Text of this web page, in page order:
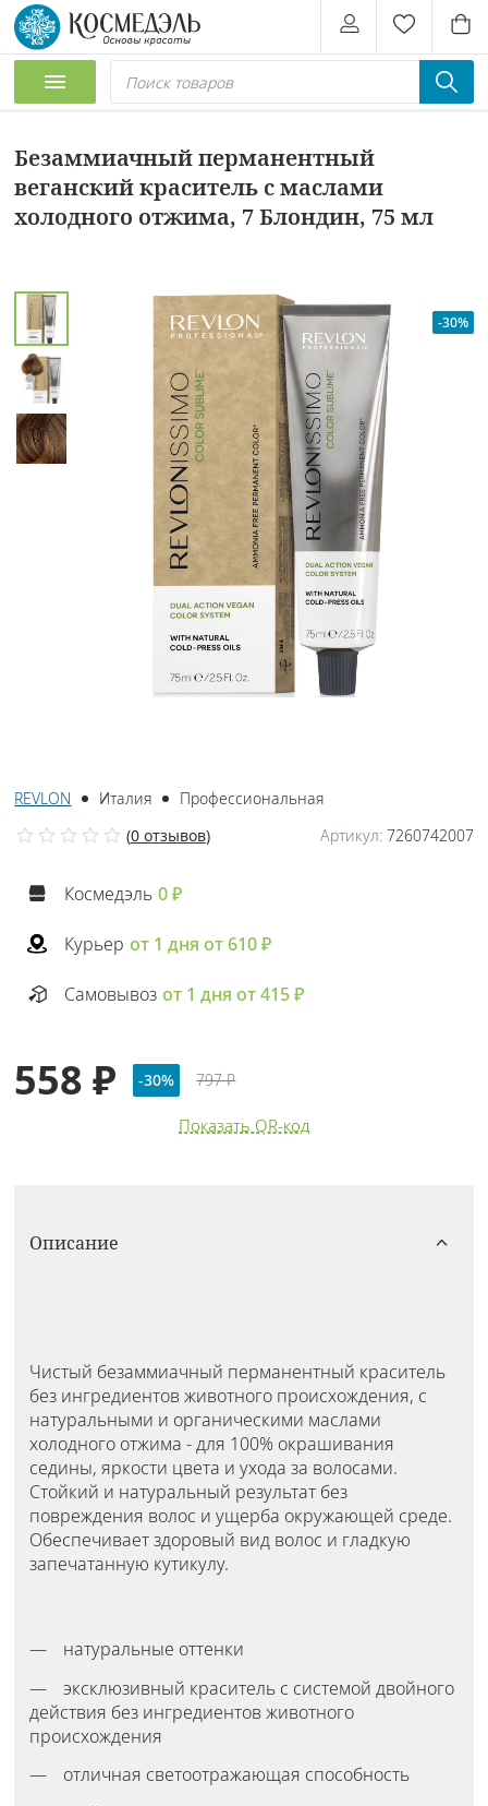
Безаммиачный перманентный
веганский краситель с маслами
холодного отжима, 7 Блондин, 75 мл
-30%
REVLON Италия
Профессиональная
Артикул:7260742007
(0 отзывов)
Космедэль 0 ₽
Курьер от 1 дня от 610 ₽
Самовывоз от 1 дня от 415 ₽
558 ₽ -30% 797 ₽
Показать QR-код
Описание
Чистый безаммиачный перманентный краситель
без ингредиентов животного происхождения, с
натуральными и органическими маслами
холодного отжима - для 100% окрашивания
седины, яркости цвета и ухода за волосами.
Стойкий и натуральный результат без
повреждения волос и ущерба окружающей среде.
Обеспечивает здоровый вид волос и гладкую
запечатанную кутикулу.
натуральные оттенки
эксклюзивный краситель с системой двойного
действия без ингредиентов животного
происхождения
отличная светоотражающая способность